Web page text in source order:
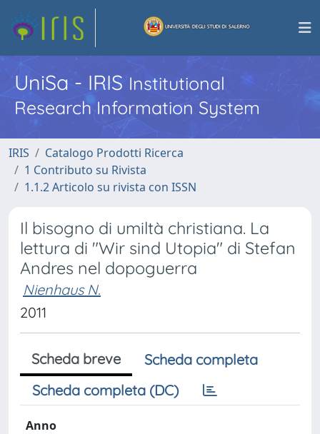
UniSa - IRISInstitutional
Research Information System
IRIS
Catalogo Prodotti Ricerca
1 Contributo su Rivista
1.1.2 Articolo su rivista con ISSN
Il bisogno di umiltà christiana. La
lettura di "Wir sind Utopia" di Stefan
Andres nel dopoguerra
Nienhaus N.
2011
Scheda breve
Scheda completa
Scheda completa (DC)
Anno